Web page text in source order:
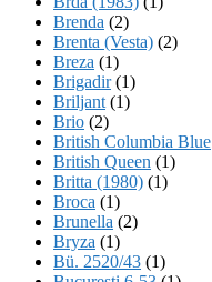
Brenda (2)
Brenta (Vesta) (2)
Breza (1)
Brigadir(1)
Briljant (1)
Brio (2)
British Columbia Blue
British Queen (1)
Britta (1980) (1)
Broca (1)
Brunella (2)
Bryza (1)
Bü. 2520/43 (1)